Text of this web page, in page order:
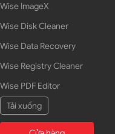
Wise ImageX
Wise Disk Cleaner
Wise Data Recovery
Wise Registry Cleaner
Wise PDF Editor
Tải xuống